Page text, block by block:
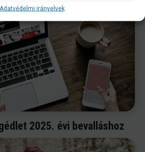
Adatvédelmi irányelvek
2025. évi bevalláshoz